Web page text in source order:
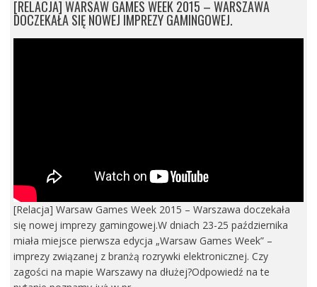
[RELACJA] WARSAW GAMES WEEK 2015 – WARSZAWA
DOCZEKAŁA SIĘ NOWEJ IMPREZY GAMINGOWEJ.
[Relacja] Warsaw Games Week 2015 – Warszawa doczekała
się nowej imprezy gamingowej.W dniach 23-25 października
miała miejsce pierwsza edycja „Warsaw Games Week” –
imprezy związanej z branżą rozrywki elektronicznej. Czy
zagości na mapie Warszawy na dłużej?Odpowiedź na te